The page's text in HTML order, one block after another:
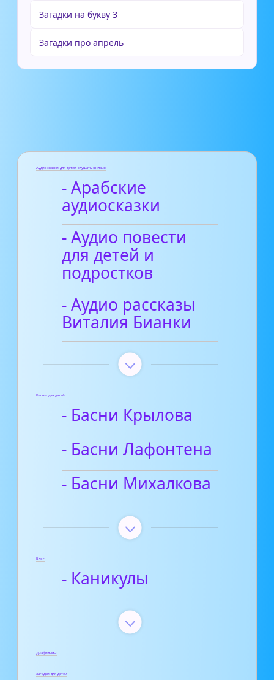
Загадки на букву З
Загадки про апрель
Аудиосказки для детей слушать онлайн
- Арабские
аудиосказки
- Аудио повести
для детей и
подростков
- Аудио рассказы
Виталия Бианки
Басни для детей
- Басни Крылова
- Басни Лафонтена
- Басни Михалкова
Блог
- Каникулы
Диафильмы
Загадки для детей